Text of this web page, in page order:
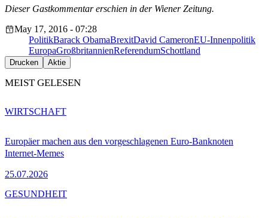
Dieser Gastkommentar erschien in der Wiener Zeitung.
May 17, 2016 - 07:28
PolitikBarack ObamaBrexitDavid CameronEU-Innenpolitik
EuropaGroßbritannienReferendumSchottland
Drucken Aktie
MEIST GELESEN
Europäer machen aus den vorgeschlagenen Euro-Banknoten
Internet-Memes
25.07.2026
WIRTSCHAFT
GESUNDHEIT